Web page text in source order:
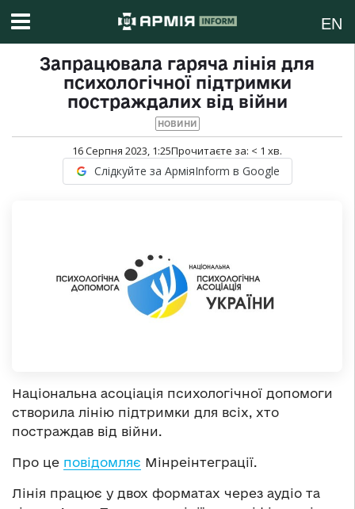
EN
Запрацювала гаряча лінія для
психологічної підтримки
постраждалих від війни
НОВИНИ
16 Серпня 2023, 1:25Прочитаєте за: < 1 хв.
Слідкуйте за АрміяInform в Google
Національна асоціація психологічної допомоги
створила лінію підтримки для всіх, хто
постраждав від війни.
Про це повідомляє Мінреінтеграції.
Лінія працює у двох форматах через аудіо та